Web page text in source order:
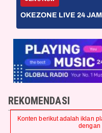
OKEZONE LIVE 24 JAM